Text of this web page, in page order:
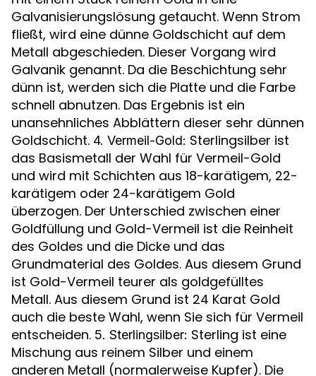
Galvanisierungslösung getaucht. Wenn Strom
fließt, wird eine dünne Goldschicht auf dem
Metall abgeschieden. Dieser Vorgang wird
Galvanik genannt. Da die Beschichtung sehr
dünn ist, werden sich die Platte und die Farbe
schnell abnutzen. Das Ergebnis ist ein
unansehnliches Abblättern dieser sehr dünnen
Goldschicht. 4. Vermeil-Gold: Sterlingsilber ist
das Basismetall der Wahl für Vermeil-Gold
und wird mit Schichten aus 18-karätigem, 22-
karätigem oder 24-karätigem Gold
überzogen. Der Unterschied zwischen einer
Goldfüllung und Gold-Vermeil ist die Reinheit
des Goldes und die Dicke und das
Grundmaterial des Goldes. Aus diesem Grund
ist Gold-Vermeil teurer als goldgefülltes
Metall. Aus diesem Grund ist 24 Karat Gold
auch die beste Wahl, wenn Sie sich für Vermeil
entscheiden. 5. Sterlingsilber: Sterling ist eine
Mischung aus reinem Silber und einem
anderen Metall (normalerweise Kupfer). Die